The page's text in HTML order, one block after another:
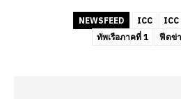
NEWSFEED ICC
ทัพเรือภาคที่ 1
ฟีดข่